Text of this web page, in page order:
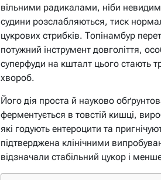
вільними радикалами, ніби
судини розслабляються, тиск
цукрових стрибків. Топінамбур
потужний інструмент довголіття,
суперфуди на кшталт цього стають
хвороб.
Його дія проста й науково
ферментується в товстій кишці,
які годують ентероцити та
підтверджена клінічними
відзначали стабільний цукор і